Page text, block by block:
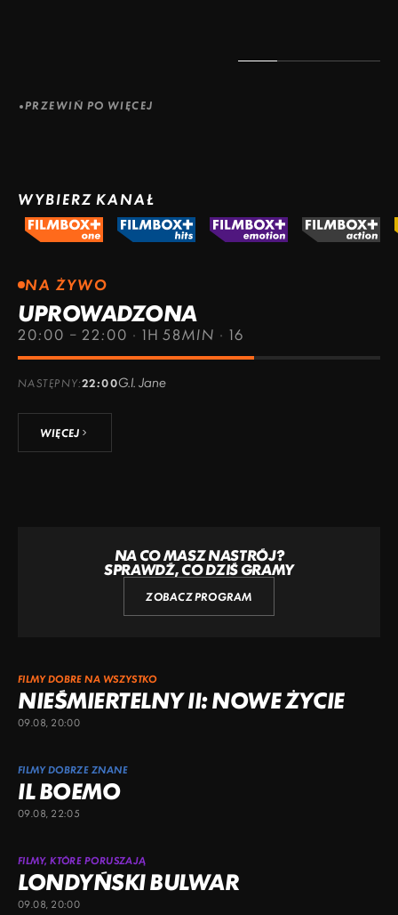
PRZEWIŃ PO WIĘCEJ
WYBIERZ KANAŁ
NA ŻYWO
UPROWADZONA
20:00 – 22:00 · 1H 58MIN · 16
NASTĘPNY:22:00G.I. Jane
WIĘCEJ
NA CO MASZ NASTRÓJ?
SPRAWDŹ, CO DZIŚ GRAMY
ZOBACZ PROGRAM
FILMY DOBRE NA WSZYSTKO
NIEŚMIERTELNY II: NOWE ŻYCIE
09.08, 20:00
FILMY DOBRZE ZNANE
IL BOEMO
09.08, 22:05
FILMY, KTÓRE PORUSZAJĄ
LONDYŃSKI BULWAR
09.08, 20:00